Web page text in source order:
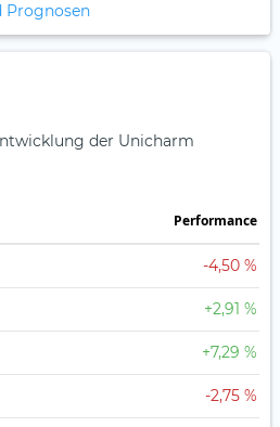
Prognosen
der Unicharm
Perfor­mance
-4,50 %
+2,91 %
+7,29 %
-2,75 %